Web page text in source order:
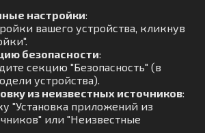
настройки:
вашего устройства, кликнув
безопасности:
секцию "Безопасность" (в
устройства).
из неизвестных источников:
"Установка приложений из
или "Неизвестные